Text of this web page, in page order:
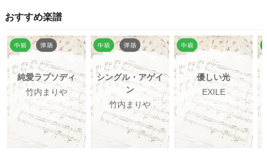
おすすめ楽譜
純愛ラプソディ
竹内まりや
シングル・アゲイ
ン
竹内まりや
優しい光
EXILE